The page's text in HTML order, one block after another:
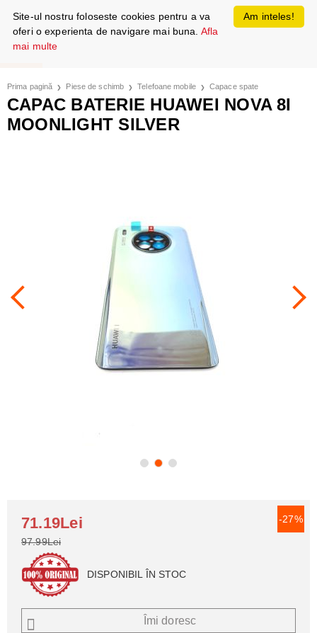
Prima pagină Piese de schimb Telefoane mobile Capace spate
CAPAC BATERIE HUAWEI NOVA 8I
MOONLIGHT SILVER
-27%
71.19Lei
97.99Lei
DISPONIBIL ÎN STOC
Îmi doresc
Am inteles!
Site-ul nostru foloseste cookies pentru a va
oferi o experienta de navigare mai buna. Afla
mai multe